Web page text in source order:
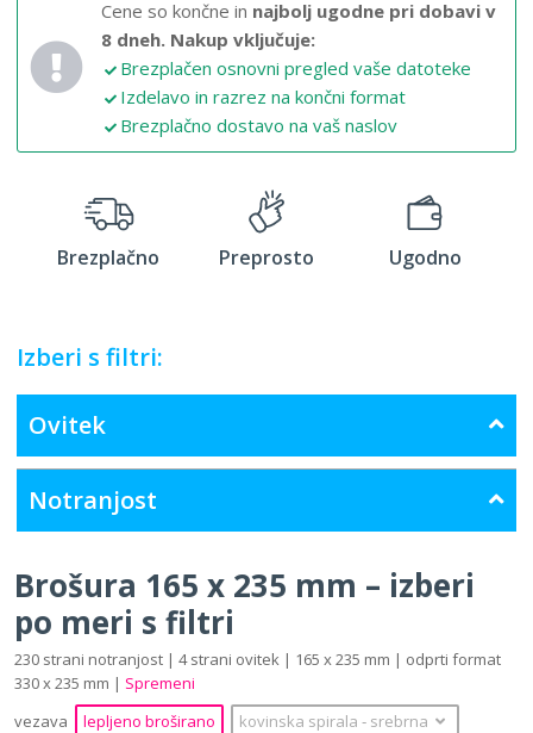
Cene so končne in najbolj ugodne pri dobavi v
8 dneh. Nakup vključuje:
Brezplačen osnovni pregled vaše datoteke
Izdelavo in razrez na končni format
Brezplačno dostavo na vaš naslov
Brezplačno Preprosto Ugodno
Izberi s filtri:
Ovitek
Notranjost
Brošura 165 x 235 mm – izberi
po meri s filtri
230 strani notranjost | 4 strani ovitek | 165 x 235 mm | odprti format
330 x 235 mm | Spremeni
vezava
lepljeno broširano kovinska spirala ‐ srebrna